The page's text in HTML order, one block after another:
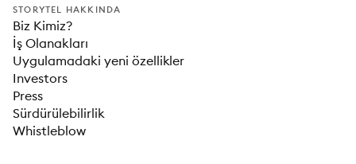
STORYTEL HAKKINDA
Biz Kimiz?
İş Olanakları
Uygulamadaki yeni özellikler
Investors
Press
Sürdürülebilirlik
Whistleblow